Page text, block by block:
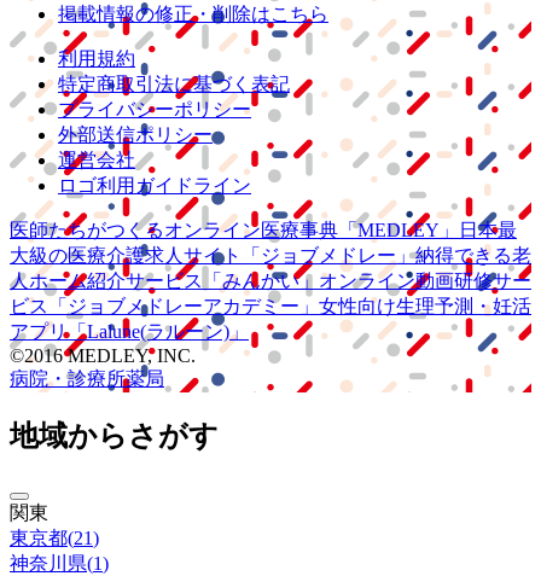
掲載情報の修正・削除はこちら
利用規約
特定商取引法に基づく表記
プライバシーポリシー
外部送信ポリシー
運営会社
ロゴ利用ガイドライン
医師たちがつくるオンライン医療事典 「MEDLEY」
日本最
大級の医療介護求人サイト 「ジョブメドレー」納得できる老
人ホーム紹介サービス
「みんかい」 オンライン動画研修サー
ビス
「ジョブメドレーアカデミー」 女性向け生理予測・妊活
アプリ「Lalune(ラルーン)」
©2016 MEDLEY, INC.
病院・診療所薬局
地域からさがす
関東
東京都(21)
神奈川県(1)